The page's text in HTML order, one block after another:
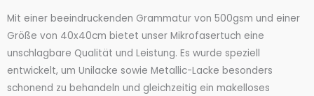
Mit einer beeindruckenden Grammatur von 500gsm und einer
Größe von 40x40cm bietet unser Mikrofasertuch eine
unschlagbare Qualität und Leistung. Es wurde speziell
entwickelt, um Unilacke sowie Metallic-Lacke besonders
schonend zu behandeln und gleichzeitig ein makelloses